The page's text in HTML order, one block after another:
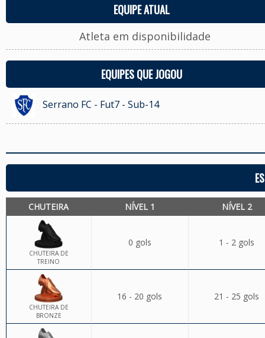
EQUIPE ATUAL
Atleta em disponibilidade
EQUIPES QUE JOGOU
Serrano FC - Fut7 - Sub-14
CHUTEIRA NÍVEL 1 NÍVEL 2
CHUTEIRA DE
TREINO
0 gols 1 - 2 gols
CHUTEIRA DE
BRONZE
16 - 20 gols 21 - 25 gols